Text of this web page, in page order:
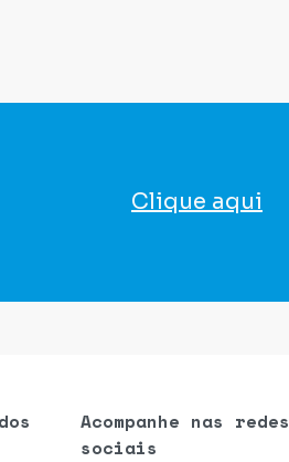
Clique aqui
Acompanhe nas redes
sociais